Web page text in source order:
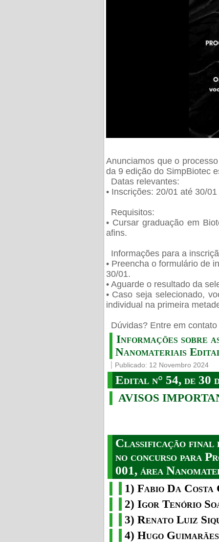
Anunciamos que o
da 9 edição do SimpBiotec
Datas relevantes:
• Inscrições: 20/01 até 30/01
Requisitos:
• Cursar graduação em
afins.
Informações para a
• Preencha o formulário de
30/01.
• Aguarde o resultado da
• Caso seja selecionado,
individual na primeira
Dúvidas? Entre em
Informações sobre
Nanomateriais
Publicado: 12 Novembro 2024
Edital n° 54, de 30
AVISOS
Classificação final
no concurso para
001, área
1) Fabio Da
2) Igor Tenório
3) Renato Luiz
4) Hugo